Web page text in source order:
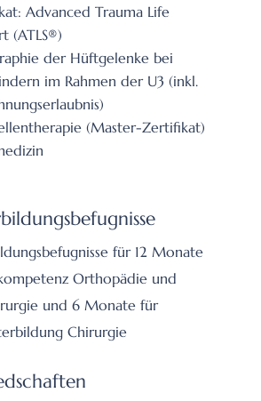
Advanced Trauma Life
(ATLS®)
der Hüftgelenke bei
im Rahmen der U3 (inkl.
(Master-Zertifikat)
für 12 Monate
Orthopädie und
und 6 Monate für
Chirurgie